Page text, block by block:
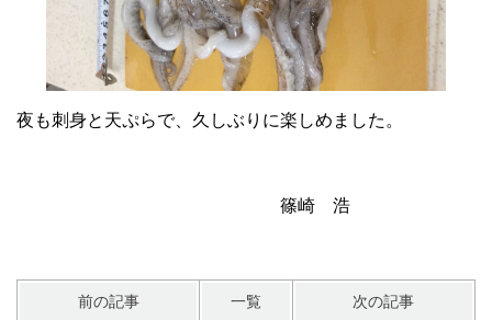
夜も刺身と天ぷらで、久しぶりに楽しめました。
篠崎 浩
前の記事 一覧 次の記事